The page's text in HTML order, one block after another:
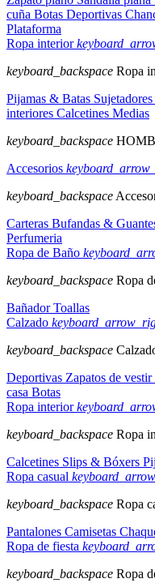
cuña Botas Deportivas
Plataforma
Ropa interior
keyboard_backspace Ropa
Pijamas & Batas Sujetadores
interiores Calcetines Medias
keyboard_backspace
Accesorios
keyboard_backspace
Carteras Bufandas &
Perfumeria
Ropa de Baño
keyboard_backspace Ropa
BañadorToallas
Calzado
keyboard_backspace
Deportivas Zapatos de vestir
casa Botas
Ropa interior
keyboard_backspace Ropa
Calcetines Slips & Bóxers
Ropa casual
keyboard_backspace Ropa
Pantalones Camisetas
Ropa de fiesta
keyboard_backspace Ropa